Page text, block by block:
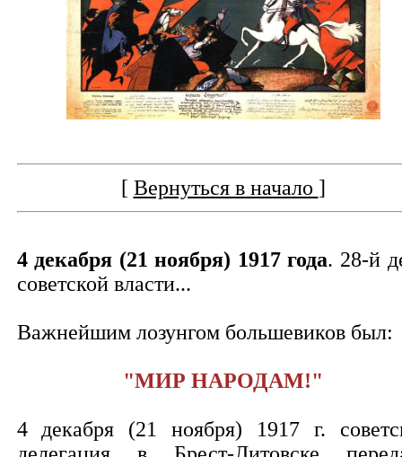
[ Вернуться в начало ]
4 декабря (21 ноября) 1917 года. 28-й
советской власти...
Важнейшим лозунгом большевиков был:
"МИР НАРОДАМ!"
4 декабря (21 ноября) 1917 г.